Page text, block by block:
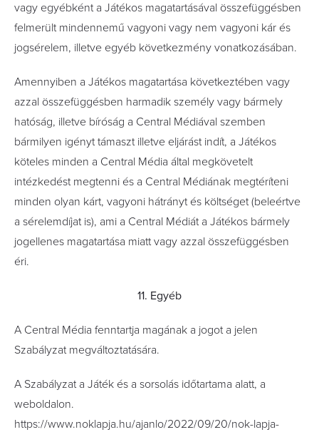
vagy egyébként a Játékos magatartásával összefüggésben
felmerült mindennemű vagyoni vagy nem vagyoni kár és
jogsérelem, illetve egyéb következmény vonatkozásában.
Amennyiben a Játékos magatartása következtében vagy
azzal összefüggésben harmadik személy vagy bármely
hatóság, illetve bíróság a Central Médiával szemben
bármilyen igényt támaszt illetve eljárást indít, a Játékos
köteles minden a Central Média által megkövetelt
intézkedést megtenni és a Central Médiának megtéríteni
minden olyan kárt, vagyoni hátrányt és költséget (beleértve
a sérelemdíjat is), ami a Central Médiát a Játékos bármely
jogellenes magatartása miatt vagy azzal összefüggésben
éri.
11. Egyéb
A Central Média fenntartja magának a jogot a jelen
Szabályzat megváltoztatására.
A Szabályzat a Játék és a sorsolás időtartama alatt, a
weboldalon.
https://www.noklapja.hu/ajanlo/2022/09/20/nok-lapja-